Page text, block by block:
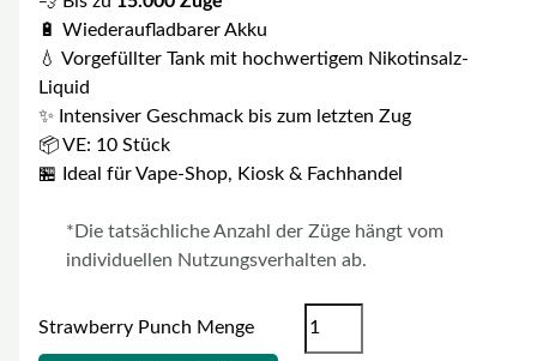
🔋 Wiederaufladbarer Akku
💧 Vorgefüllter Tank mit hochwertigem Nikotinsalz-
Liquid
✨ Intensiver Geschmack bis zum letzten Zug
📦 VE: 10 Stück
🏪 Ideal für Vape-Shop, Kiosk & Fachhandel
*Die tatsächliche Anzahl der Züge hängt vom
individuellen Nutzungsverhalten ab.
Strawberry Punch Menge